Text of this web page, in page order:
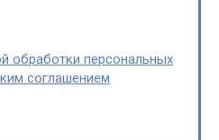
обработки персональных
соглашением